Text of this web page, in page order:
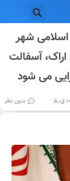
شهر
آسفالت
می شود
بدون نظر